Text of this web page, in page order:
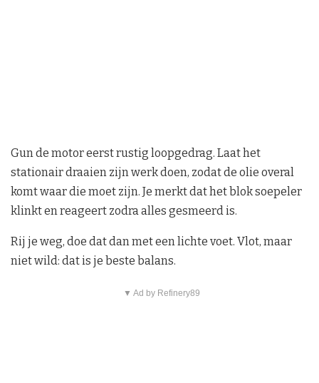
Gun de motor eerst rustig loopgedrag. Laat het
stationair draaien zijn werk doen, zodat de olie overal
komt waar die moet zijn. Je merkt dat het blok soepeler
klinkt en reageert zodra alles gesmeerd is.
Rij je weg, doe dat dan met een lichte voet. Vlot, maar
niet wild: dat is je beste balans.
▼ Ad by Refinery89